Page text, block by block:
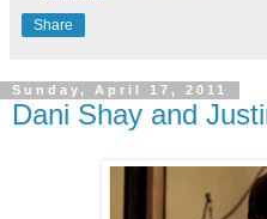
Share
Sunday, April 17, 2011
Dani Shay and